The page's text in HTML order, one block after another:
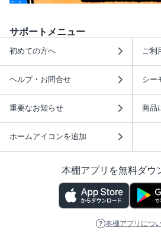
サポートメニュー
初めての方へ ご利
ヘルプ・お問合せ シー
重要なお知らせ 商品
ホームアイコンを追加
本棚アプリを無料ダウ
本棚アプリにつ